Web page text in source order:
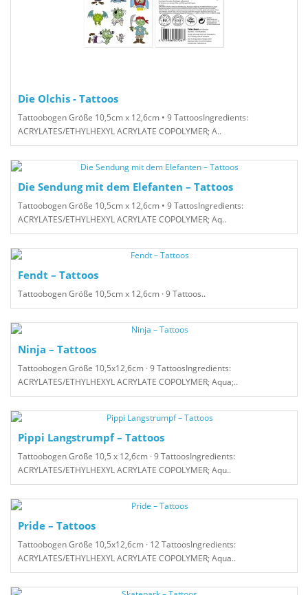
Die Olchis - Tattoos
Tattoobogen Größe 10,5cm x 12,6cm • 9 TattoosIngredients:
ACRYLATES/ETHYLHEXYL ACRYLATE COPOLYMER; A..
Die Sendung mit dem Elefanten – Tattoos
Tattoobogen Größe 10,5cm x 12,6cm • 9 TattosIngredients:
ACRYLATES/ETHYLHEXYL ACRYLATE COPOLYMER; Aq..
Fendt – Tattoos
Tattoobogen Größe 10,5cm x 12,6cm · 9 Tattoos..
Ninja – Tattoos
Tattoobogen Größe 10,5x12,6cm · 9 TattoosIngredients:
ACRYLATES/ETHYLHEXYL ACRYLATE COPOLYMER; Aqua;..
Pippi Langstrumpf – Tattoos
Tattoobogen Größe 10,5 x 12,6cm · 9 TattoosIngredients:
ACRYLATES/ETHYLHEXYL ACRYLATE COPOLYMER; Aqu..
Pride – Tattoos
Tattoobogen Größe 10,5x12,6cm · 12 TattoosIngredients:
ACRYLATES/ETHYLHEXYL ACRYLATE COPOLYMER; Aqua..